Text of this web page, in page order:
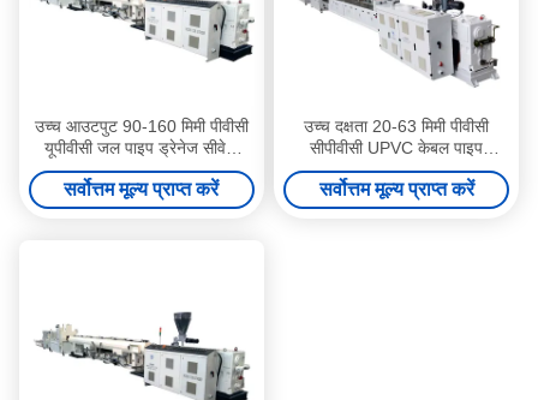
उच्च आउटपुट 90-160 मिमी पीवीसी
यूपीवीसी जल पाइप ड्रेनेज सीवेज
पाइप बनाने की मशीन HYPET
65/132 ट्विन स्केव एक्सट्रूडर के
साथ
सर्वोत्तम मूल्य प्राप्त करें
उच्च दक्षता 20-63 मिमी पीवीसी
सीपीवीसी UPVC केबल पाइप
एक्सट्रूज़न लाइन ZS65/132 के
साथ
सर्वोत्तम मूल्य प्राप्त करें